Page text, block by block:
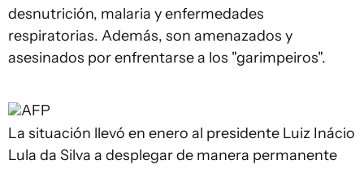
desnutrición, malaria y enfermedades
respiratorias. Además, son amenazados y
asesinados por enfrentarse a los "garimpeiros".
AFP
La situación llevó en enero al presidente Luiz Inácio
Lula da Silva a desplegar de manera permanente